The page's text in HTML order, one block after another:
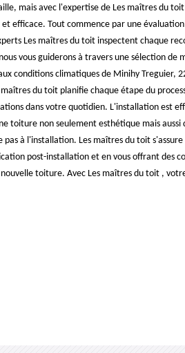
mais avec l'expertise de Les maîtres du toit
efficace. Tout commence par une
Les maîtres du toit inspectent chaque
vous guiderons à travers une sélection de
conditions climatiques de Minihy Treguier,
du toit planifie chaque étape du
dans votre quotidien. L'installation est
toiture non seulement esthétique mais aussi
à l'installation. Les maîtres du toit s'assure
post-installation et en vous offrant des
toiture. Avec Les maîtres du toit ,